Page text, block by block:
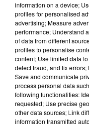
information on a device;
profiles for personalised
advertising; Measure
performance; Understand
of data from different
profiles to personalise
content; Use limited data
detect fraud, and fix
Save and communicate
process personal data
following functionalities:
requested; Use precise
other data sources; Link
information transmitted